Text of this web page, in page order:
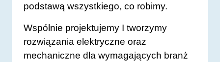
podstawą wszystkiego, co robimy.
Wspólnie projektujemy I tworzymy
rozwiązania elektryczne oraz
mechaniczne dla wymagających branż